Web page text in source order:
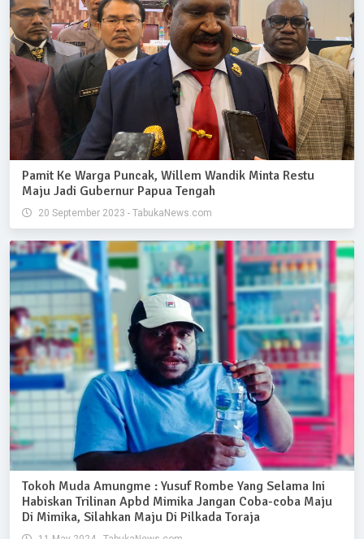
Pamit Ke Warga Puncak, Willem Wandik Minta Restu
Maju Jadi Gubernur Papua Tengah
20 September 2023 - TabukaNews.com
Tokoh Muda Amungme : Yusuf Rombe Yang Selama Ini
Habiskan Trilinan Apbd Mimika Jangan Coba-coba Maju
Di Mimika, Silahkan Maju Di Pilkada Toraja